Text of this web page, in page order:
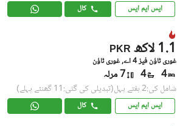
ایس ایم ایس کال
PKR 1.1 لاکھ
غوری ٹاؤن فیز 4 اے, غوری ٹاؤن
4
4 7 مرلہ
شامل کی:2 ہفتے پہل (تبدیلی کی گئی:11 گھنٹے پہلے)
ایس ایم ایس کال